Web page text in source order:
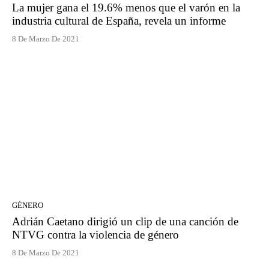
La mujer gana el 19.6% menos que el varón en la
industria cultural de España, revela un informe
8 De Marzo De 2021
GÉNERO
Adrián Caetano dirigió un clip de una canción de
NTVG contra la violencia de género
8 De Marzo De 2021